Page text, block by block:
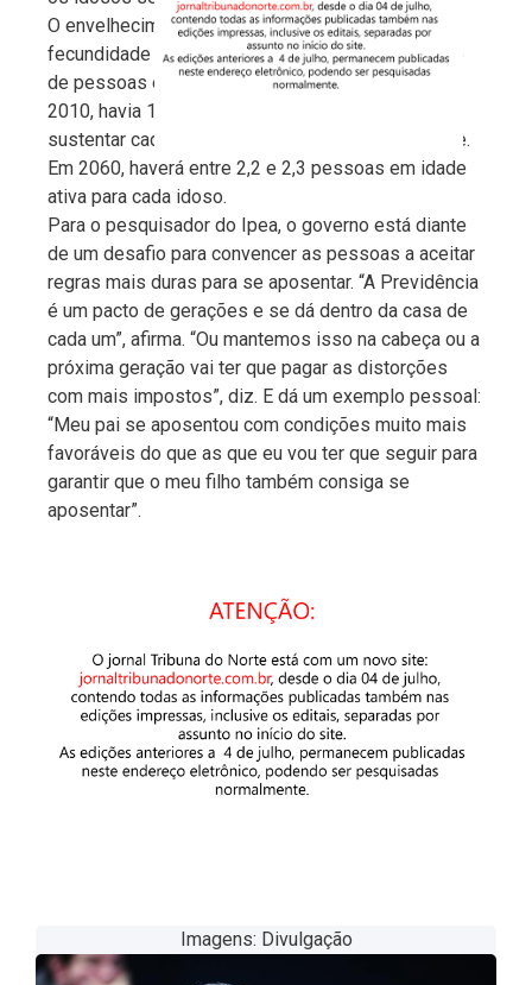
O envelhecimento populacional e a queda da
fecundidade farão com que haja um menor número
de pessoas em idade ativa para cada idoso. Em
2010, havia 10 pessoas de 15 a 64 anos para
sustentar cada idoso de 65 anos ou mais de idade.
Em 2060, haverá entre 2,2 e 2,3 pessoas em idade
ativa para cada idoso.
Para o pesquisador do Ipea, o governo está diante
de um desafio para convencer as pessoas a aceitar
regras mais duras para se aposentar. “A Previdência
é um pacto de gerações e se dá dentro da casa de
cada um”, afirma. “Ou mantemos isso na cabeça ou a
próxima geração vai ter que pagar as distorções
com mais impostos”, diz. E dá um exemplo pessoal:
“Meu pai se aposentou com condições muito mais
favoráveis do que as que eu vou ter que seguir para
garantir que o meu filho também consiga se
aposentar”.
Imagens: Divulgação